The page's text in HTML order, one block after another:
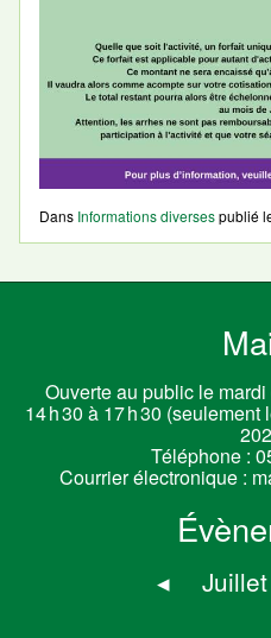
Dans Informations diversespublié
Ouverte au public le
14 h 30 à 17 h 30
Téléphone :
Courrier électronique :
◂